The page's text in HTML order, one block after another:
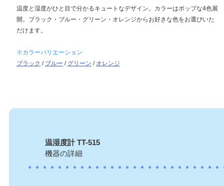
温度と湿度がひと目で分かるキュートなデザイン。カラーはポップな4色展
開。ブラック・ブルー・グリーン・オレンジからお好きな色をお選びいた
だけます。
※カラーバリエーション
ブラック / ブルー / グリーン / オレンジ
温湿度計 TT-515
機器の詳細